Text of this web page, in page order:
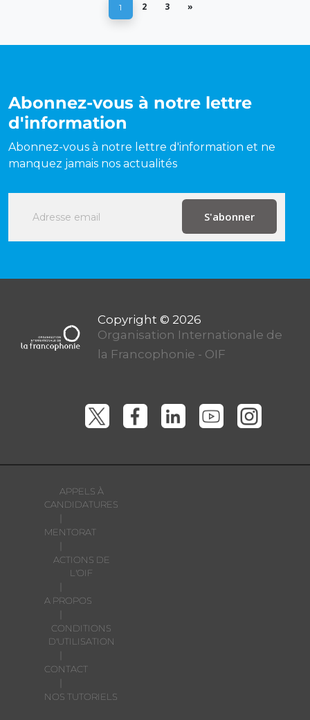
1 2 3 »
Abonnez-vous à notre lettre
d'information
Abonnez-vous à notre lettre d'information et ne
manquez jamais nos actualités
APPELS À
CANDIDATURES
MENTORAT
ACTIONS DE
L'OIF
A PROPOS
CONDITIONS
D'UTILISATION
CONTACT
NOS TUTORIELS
Organisation Internationale de
la Francophonie - OIF